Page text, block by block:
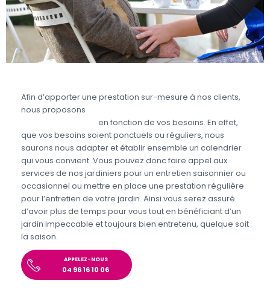
Afin d’apporter une prestation sur-mesure à nos clients,
nous proposons
en fonction de vos besoins. En effet,
que vos besoins soient ponctuels ou réguliers, nous
saurons nous adapter et établir ensemble un calendrier
qui vous convient. Vous pouvez donc faire appel aux
services de nos jardiniers pour un entretien saisonnier ou
occasionnel ou mettre en place une prestation régulière
pour l’entretien de votre jardin. Ainsi vous serez assuré
d’avoir plus de temps pour vous tout en bénéficiant d’un
jardin impeccable et toujours bien entretenu, quelque soit
la saison.
APPELEZ-NOUS
04 96 16 10 06